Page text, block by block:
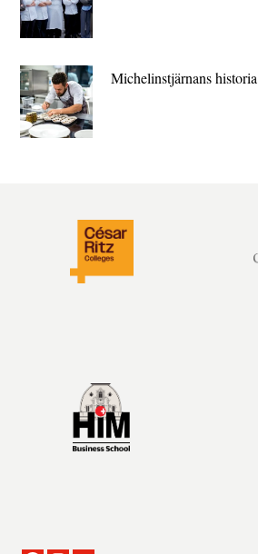
Michelin­stjärnans historia